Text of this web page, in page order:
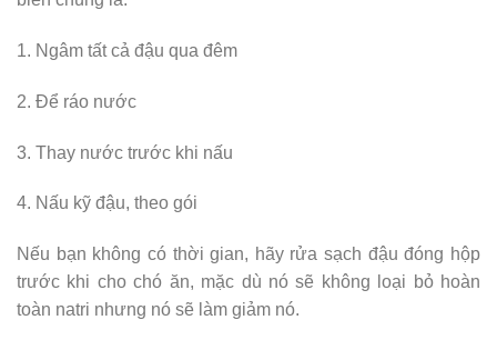
1. Ngâm tất cả đậu qua đêm
2. Để ráo nước
3. Thay nước trước khi nấu
4. Nấu kỹ đậu, theo gói
Nếu bạn không có thời gian, hãy rửa sạch đậu đóng hộp
trước khi cho chó ăn, mặc dù nó sẽ không loại bỏ hoàn
toàn natri nhưng nó sẽ làm giảm nó.